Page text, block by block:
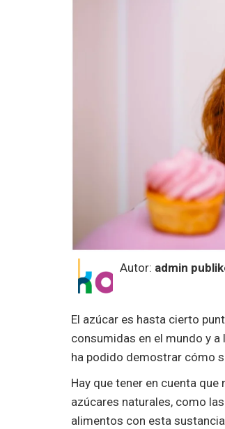
Autor: admin
El azúcar es hasta cierto
consumidas en el mundo y a
ha podido demostrar cómo
Hay que tener en cuenta
azúcares naturales, como
alimentos con esta